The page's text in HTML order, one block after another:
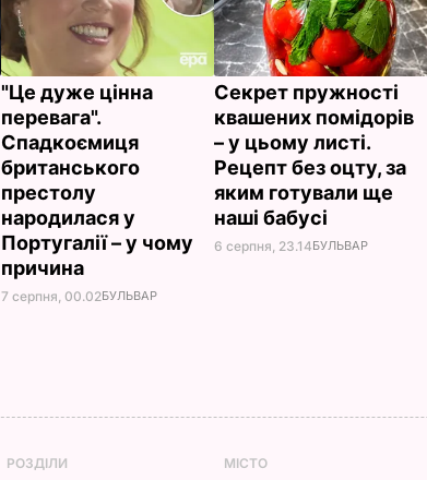
"Це дуже цінна
перевага".
Спадкоємиця
британського
престолу
народилася у
Португалії – у чому
причина
7 серпня, 00.02БУЛЬВАР
Секрет пружності
квашених помідорів
– у цьому листі.
Рецепт без оцту, за
яким готували ще
наші бабусі
6 серпня, 23.14БУЛЬВАР
РОЗДІЛИ МІСТО